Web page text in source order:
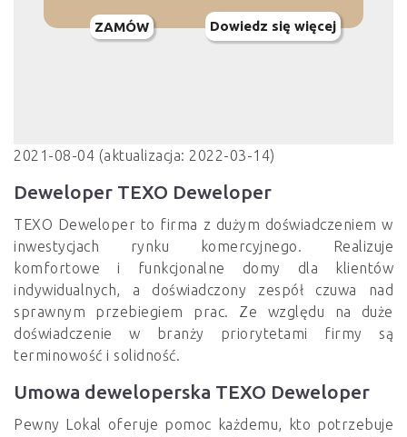
ZAMÓW Dowiedz się więcej
2021-08-04 (aktualizacja: 2022-03-14)
Deweloper TEXO Deweloper
TEXO Deweloper to firma z dużym doświadczeniem w
inwestycjach rynku komercyjnego. Realizuje
komfortowe i funkcjonalne domy dla klientów
indywidualnych, a doświadczony zespół czuwa nad
sprawnym przebiegiem prac. Ze względu na duże
doświadczenie w branży priorytetami firmy są
terminowość i solidność.
Umowa deweloperska TEXO Deweloper
Pewny Lokal oferuje pomoc każdemu, kto potrzebuje